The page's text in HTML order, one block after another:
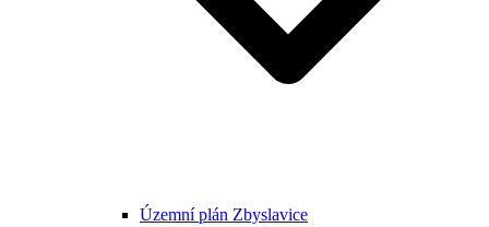
Územní plán Zbyslavice